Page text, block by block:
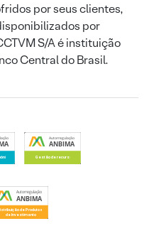
por seus clientes,
por
S/A é instituição
Central do Brasil.